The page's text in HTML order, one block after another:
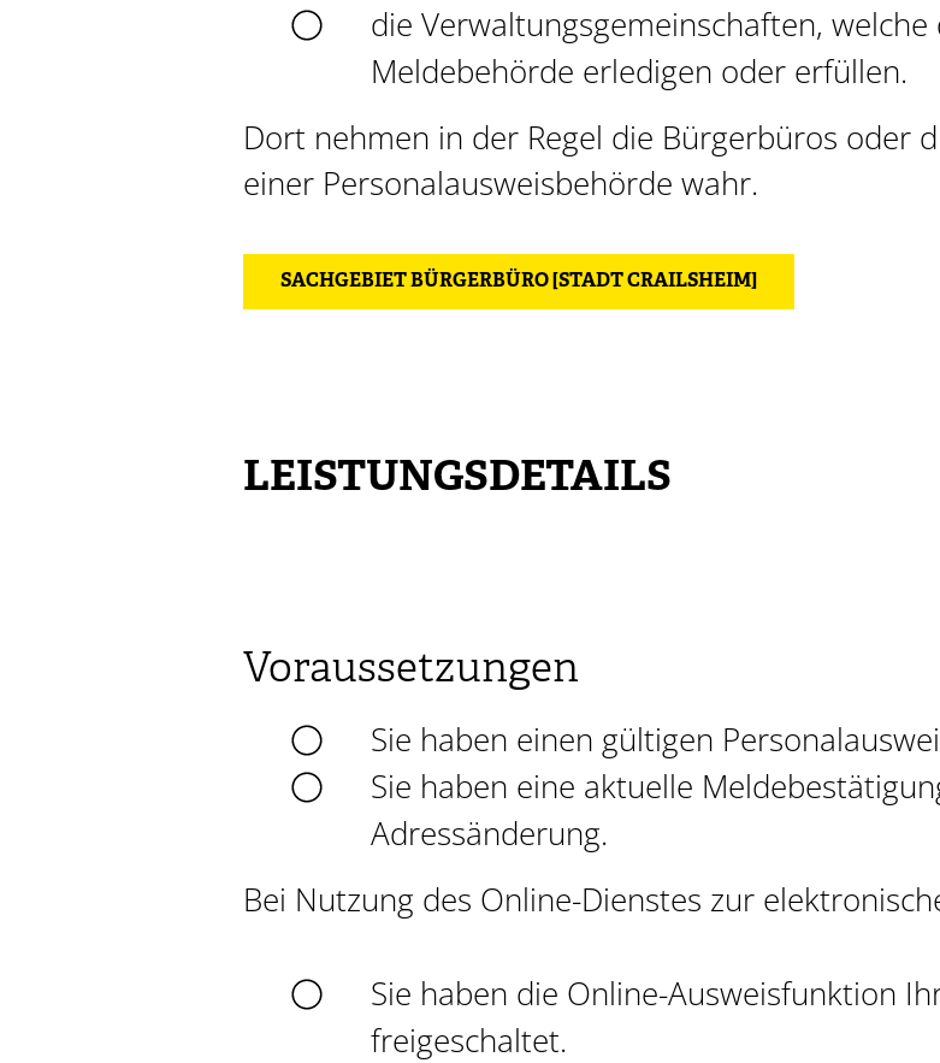
die Verwaltungsgemeinschaften, welche
Meldebehörde erledigen oder erfüllen.
Dort nehmen in der Regel die Bürgerbüros oder
einer Personalausweisbehörde wahr.
SACHGEBIET BÜRGERBÜRO [STADT CRAILSHEIM]
LEISTUNGSDETAILS
Voraussetzungen
Sie haben einen gültigen
Sie haben eine aktuelle
Adressänderung.
Bei Nutzung des Online-Dienstes zur
Sie haben die Online-Ausweisfunktion
freigeschaltet.